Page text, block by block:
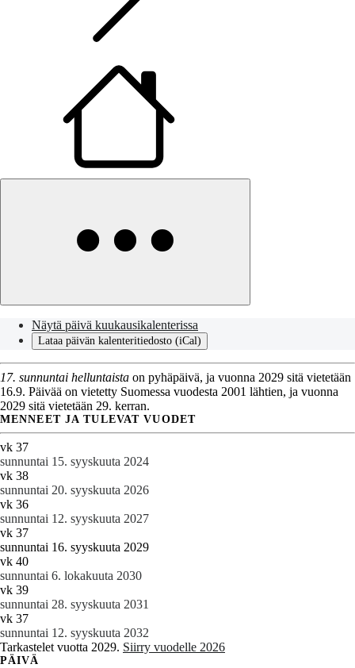
Näytä päivä kuukausikalenterissa
Lataa päivän kalenteritiedosto (iCal)
17. sunnuntai helluntaista on pyhäpäivä, ja vuonna 2029 sitä vietetään
16.9. Päivää on vietetty Suomessa vuodesta 2001 lähtien, ja vuonna
2029 sitä vietetään 29. kerran.
MENNEET JA TULEVAT VUODET
vk 37
sunnuntai 15. syyskuuta 2024
vk 38
sunnuntai 20. syyskuuta 2026
vk 36
sunnuntai 12. syyskuuta 2027
vk 37
sunnuntai 16. syyskuuta 2029
vk 40
sunnuntai 6. lokakuuta 2030
vk 39
sunnuntai 28. syyskuuta 2031
vk 37
sunnuntai 12. syyskuuta 2032
Tarkastelet vuotta 2029. Siirry vuodelle 2026
PÄIVÄ